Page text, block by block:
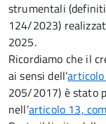
strumentali (definiti
124/2023)
2025.
Ricordiamo che il
ai sensi dell’
205/2017) è stato
nell’articolo 13,